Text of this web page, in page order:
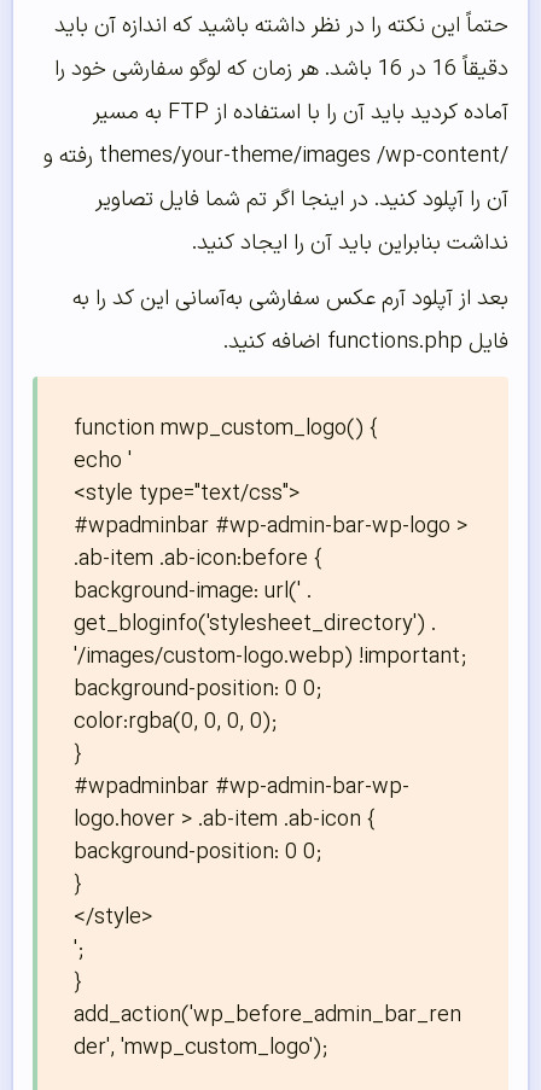
حتماً این نکته را در نظر داشته باشید که اندازه آن باید
دقیقاً 16 در 16 باشد. هر زمان که لوگو سفارشی خود را
آماده کردید باید آن را با استفاده از FTP به مسیر
/themes/your-theme/images /wp-content رفته و
آن را آپلود کنید. در اینجا اگر تم شما فایل تصاویر
نداشت بنابراین باید آن را ایجاد کنید.
بعد از آپلود آرم عکس سفارشی به‌آسانی این کد را به
فایل functions.php اضافه کنید.
function mwp_custom_logo() {
echo '
<style type="text/css">
#wpadminbar #wp-admin-bar-wp-logo >
.ab-item .ab-icon:before {
background-image: url(' .
get_bloginfo('stylesheet_directory') .
'/images/custom-logo.webp) !important;
background-position: 0 0;
color:rgba(0, 0, 0, 0);
}
#wpadminbar #wp-admin-bar-wp-
logo.hover > .ab-item .ab-icon {
background-position: 0 0;
}
</style>
';
}
add_action('wp_before_admin_bar_ren